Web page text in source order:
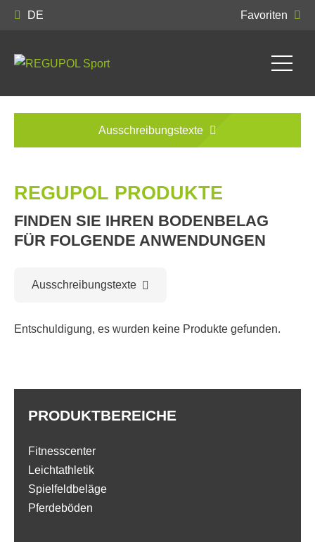
DE Favoriten
Ausschreibungstexte
REGUPOL PRODUKTE
FINDEN SIE IHREN BODENBELAG
FÜR FOLGENDE ANWENDUNGEN
Ausschreibungstexte
Entschuldigung, es wurden keine Produkte gefunden.
PRODUKTBEREICHE
Fitnesscenter
Leichtathletik
Spielfeldbeläge
Pferdeböden